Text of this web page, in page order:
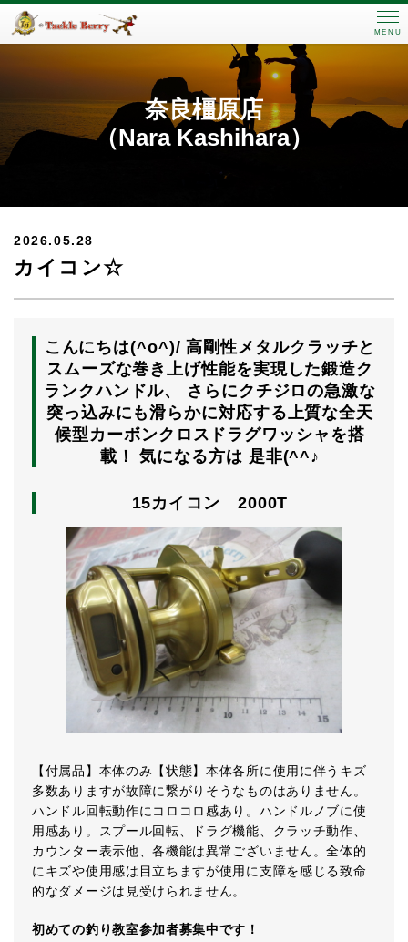
MENU
奈良橿原店
（Nara Kashihara）
2026.05.28
カイコン☆
こんにちは(^o^)/ 高剛性メタルクラッチと
スムーズな巻き上げ性能を実現した鍛造ク
ランクハンドル、 さらにクチジロの急激な
突っ込みにも滑らかに対応する上質な全天
候型カーボンクロスドラグワッシャを搭
載！ 気になる方は 是非(^^♪
15カイコン 2000T
【付属品】本体のみ【状態】本体各所に使用に伴うキズ
多数ありますが故障に繋がりそうなものはありません。
ハンドル回転動作にコロコロ感あり。ハンドルノブに使
用感あり。スプール回転、ドラグ機能、クラッチ動作、
カウンター表示他、各機能は異常ございません。全体的
にキズや使用感は目立ちますが使用に支障を感じる致命
的なダメージは見受けられません。
初めての釣り教室参加者募集中です！